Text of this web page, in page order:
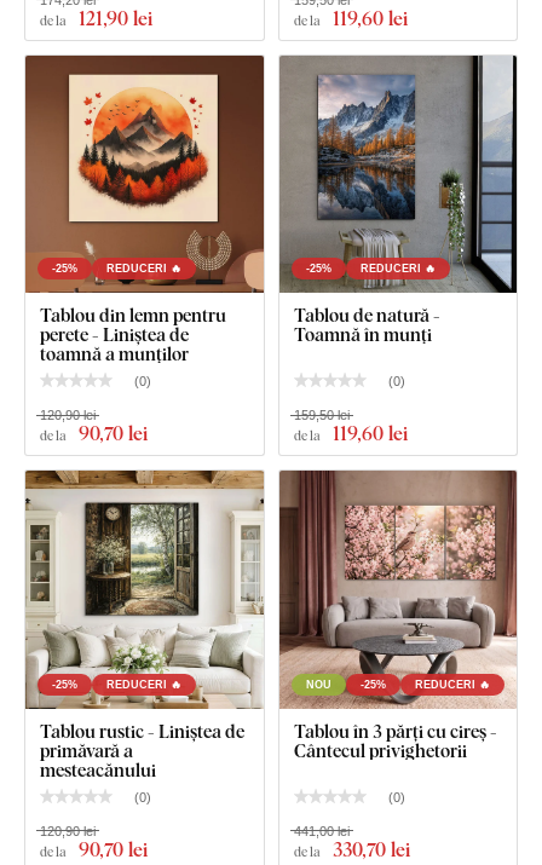
Ce este inclus în pachet?
Copacul vieții decupat - Salcia
de la 121,90 lei de la 119,60 lei
-25% REDUCERI 🔥
Tablou din lemn pentru
perete - Liniștea de
toamnă a munților
(0)
de la 90,70 lei
120,90 lei
-25% REDUCERI 🔥
Tablou de natură -
Toamnă în munți
(0)
de la 119,60 lei
159,50 lei
-25% REDUCERI 🔥
Tablou rustic - Liniștea de
primăvară a
mesteacănului
(0)
de la 90,70 lei
120,90 lei
NOU -25% REDUCERI 🔥
Tablou în 3 părți cu cireș -
Cântecul privighetorii
(0)
de la 330,70 lei
441,00 lei